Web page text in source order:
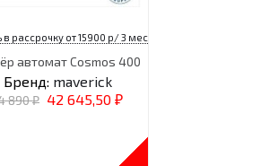
в рассрочку от 15900 р/ 3 мес
автомат Cosmos 400
Бренд: maverick
890₽ 42 645,50 ₽